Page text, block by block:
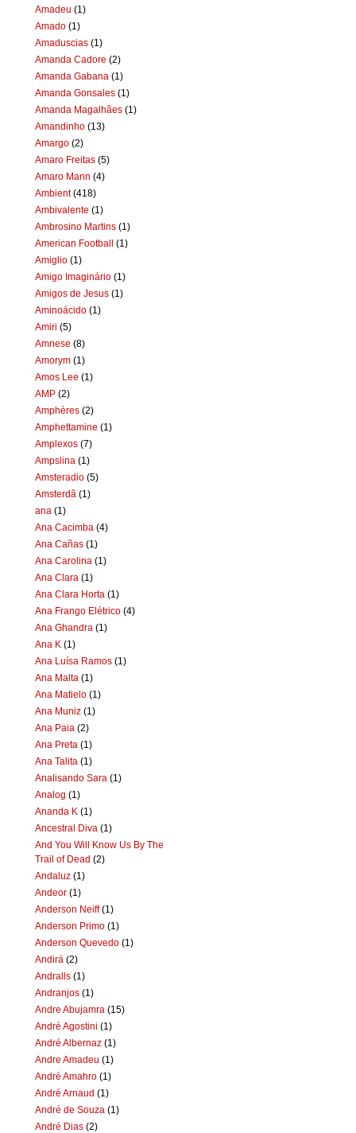
Amadeu (1)
Amado (1)
Amaduscias (1)
Amanda Cadore (2)
Amanda Gabana (1)
Amanda Gonsales (1)
Amanda Magalhães (1)
Amandinho (13)
Amargo (2)
Amaro Freitas (5)
Amaro Mann (4)
Ambient (418)
Ambivalente (1)
Ambrosino Martins (1)
American Football (1)
Amiglio (1)
Amigo Imaginário (1)
Amigos de Jesus (1)
Aminoácido (1)
Amiri (5)
Amnese (8)
Amorym (1)
Amos Lee (1)
AMP (2)
Amphères (2)
Amphettamine (1)
Amplexos (7)
Ampslina (1)
Amsteradio (5)
Amsterdã (1)
ana (1)
Ana Cacimba (4)
Ana Cañas (1)
Ana Carolina (1)
Ana Clara (1)
Ana Clara Horta (1)
Ana Frango Elétrico (4)
Ana Ghandra (1)
Ana K (1)
Ana Luísa Ramos (1)
Ana Malta (1)
Ana Matielo (1)
Ana Muniz (1)
Ana Paia (2)
Ana Preta (1)
Ana Talita (1)
Analisando Sara (1)
Analog (1)
Ananda K (1)
Ancestral Diva (1)
And You Will Know Us By The
Trail of Dead (2)
Andaluz (1)
Andeor (1)
Anderson Neiff (1)
Anderson Primo (1)
Anderson Quevedo (1)
Andirá (2)
Andralls (1)
Andranjos (1)
Andre Abujamra (15)
André Agostini (1)
André Albernaz (1)
Andre Amadeu (1)
André Amahro (1)
André Arnaud (1)
André de Souza (1)
André Dias (2)